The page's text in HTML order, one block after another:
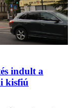
indult a
kisfiú